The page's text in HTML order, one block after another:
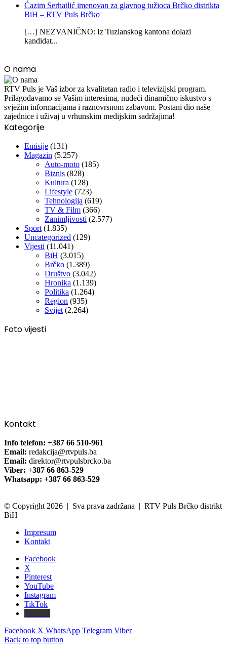
Ćazim Serhatlić imenovan za glavnog tužioca Brčko distrikta
BiH – RTV Puls Brčko
[…] NEZVANIČNO: Iz Tuzlanskog kantona dolazi
kandidat...
O nama
RTV Puls je Vaš izbor za kvalitetan radio i televizijski program.
Prilagođavamo se Vašim interesima, nudeći dinamično iskustvo s
svježim informacijama i raznovrsnom zabavom. Postani dio naše
zajednice i uživaj u vrhunskim medijskim sadržajima!
Kategorije
Emisije (131)
Magazin (5.257)
Auto-moto (185)
Biznis (828)
Kultura (128)
Lifestyle (723)
Tehnologija (619)
TV & Film (366)
Zanimljivosti (2.577)
Sport (1.835)
Uncategorized (129)
Vijesti (11.041)
BiH (3.015)
Brčko (1.389)
Društvo (3.042)
Hronika (1.139)
Politika (1.264)
Region (935)
Svijet (2.264)
Foto vijesti
Kontakt
Info telefon: +387 66 510-961
Email: redakcija@rtvpuls.ba
Email: direktor@rtvpulsbrcko.ba
Viber: +387 66 863-529
Whatsapp: +387 66 863-529
© Copyright 2026 | Sva prava zadržana | RTV Puls Brčko distrikt
BiH
Impresum
Kontakt
Facebook
X
Pinterest
YouTube
Instagram
TikTok
Facebook X WhatsApp Telegram Viber
Back to top button